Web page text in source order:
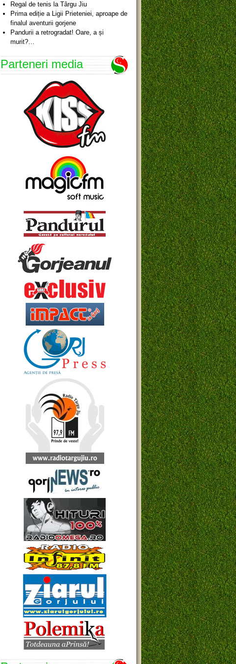
Regal de tenis la Târgu Jiu
Prima ediție a Ligii Prieteniei, aproape de
finalul aventurii gorjene
Pandurii a retrogradat! Oare, a și
murit?…
Parteneri media